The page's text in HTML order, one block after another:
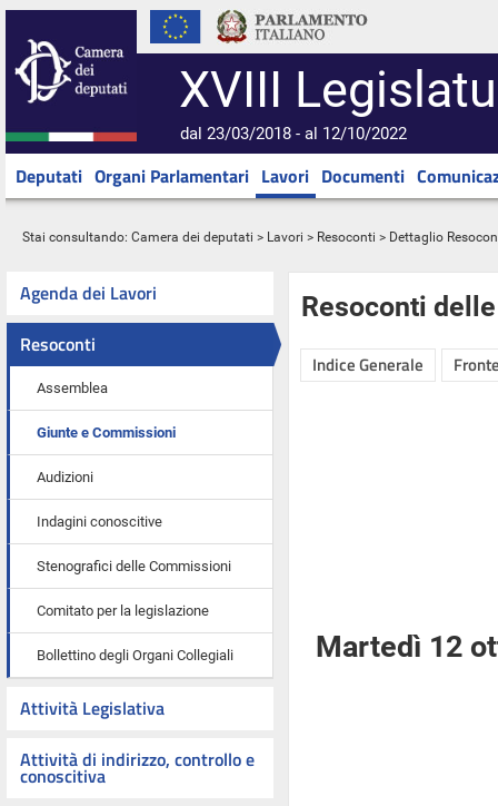
XVIII
dal 23/03/2018 - al 12/10/2022
Deputati Organi Parlamentari Lavori Documenti
Stai consultando: Camera dei deputati > Lavori > Resoconti > Dettaglio
Agenda dei Lavori
Resoconti
Assemblea
Giunte e Commissioni
Audizioni
Indagini conoscitive
Stenografici delle Commissioni
Comitato per la legislazione
Bollettino degli Organi Collegiali
Attività Legislativa
Attività di indirizzo, controllo e
conoscitiva
Resoconti
Indice Generale
Martedì 12